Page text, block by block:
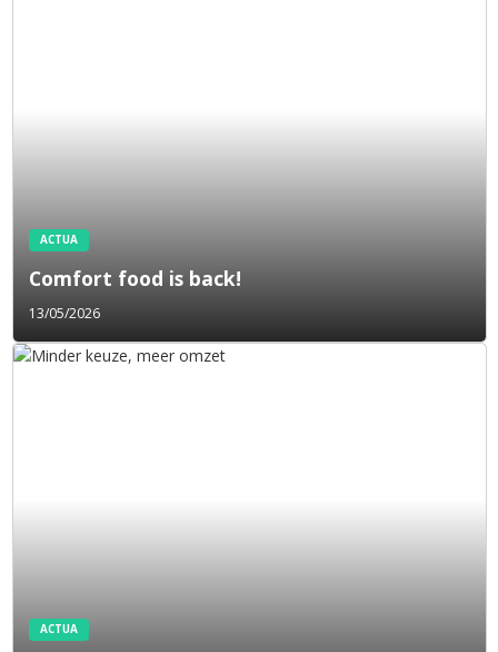
ACTUA
Comfort food is back!
13/05/2026
ACTUA